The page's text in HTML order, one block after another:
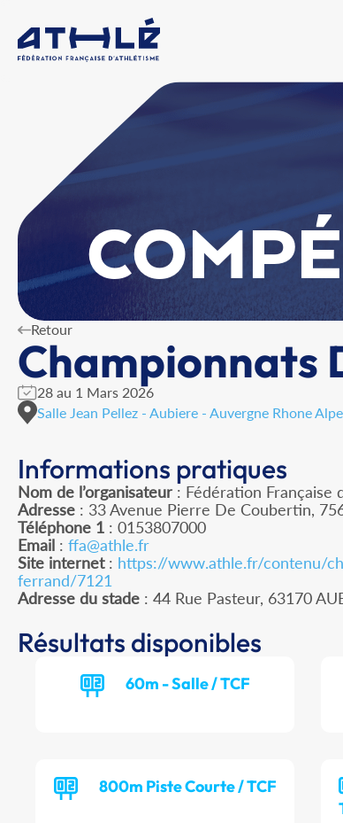
Retour
Championnats
28 au 1 Mars 2026
Salle Jean Pellez - Aubiere - Auvergne Rhone
Informations pratiques
Nom de l’organisateur : Fédération Française
Adresse : 33 Avenue Pierre De Coubertin,
Téléphone 1 : 0153807000
Email : ffa@athle.fr
Site internet: https://www.athle.fr/contenu/
ferrand/7121
Adresse du stade : 44 Rue Pasteur, 63170
Résultats disponibles
60m - Salle / TCF
800m Piste Courte / TCF